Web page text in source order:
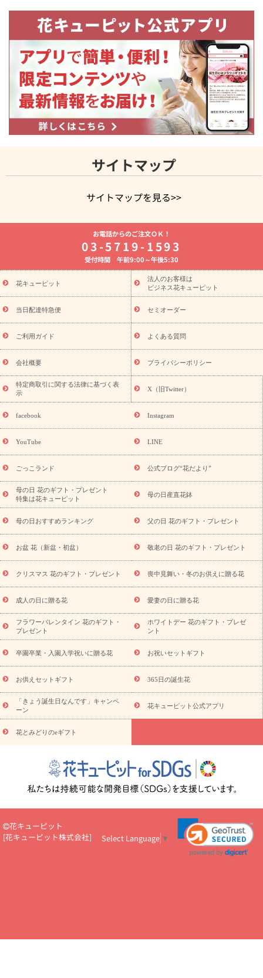
サイトマップ
サイトマップを見る>>
よく贈られる花
お祝いの花特集
誕生日フラワーギフト特集
8月の誕生花(トルコキキョウ)
開店・開業祝い
お供え・お悔やみ お供え・お悔やみの花
通夜・葬儀に贈る花 胡蝶蘭・花鉢
ーブドフラワー
季節のイベント
ひまわり ギフト・プレゼント
特集
お盆 花（新盆・初盆） 季節のイベント
お盆 花（新
盆・初盆）
お盆 花（新盆・初盆）
お盆・お供え 花とセットギ
フト
お盆・お供え プリザーブドフラワー
ひまわり ギフト・プ
レゼント特集
夏の花贈り・お中元・暑中見舞い 花のギフト特集
敬老の日におくる花ギフト・プレゼント特集
花ギフト・プレゼント特集
敬老の日 花のおすすめランキング
敬
老の日 花鉢植えのギフト・プレゼント特集
敬老の日 花とセットギ
フト・プレゼント特集
敬老の日の花 全てのギフト一覧
キャン
ペーン
映画『ウォーターガーディアンズ』コラボキャンペーン
「きょう誕生日なんです」キャンペーン
誕生日の花を探す
誕生日フラワーギフト 誕生日フラワーギフト特集
9月の誕生花(リンドウ)
ら探す
お祝いの花特集 当日配達特急便 お祝い商品一覧
念日
結婚祝い 出産祝い 退院祝い・快気祝い
寿祝い
プチギフト ペットのお祝いフラワー
供え・お悔やみ商品一覧
お供え・お悔やみの花
四十九日法要以
降に贈る花
通夜・葬儀に贈る花
お供え お花とセットギフト
お供え プリザーブドフラワー
ペットのお供えフラワー
お盆（新
盆・初盆）
その他 お祝い返し お見舞い
お取り寄せギフト
ビジネス用
ご自宅用 観葉植物 ミディ胡蝶蘭
プリザーブ
ドフラワー
スタイルから探す アレンジメント 花束
スタ
ンド花
お祝い お供え・お悔やみ 胡蝶蘭 胡蝶蘭・花鉢
ディ胡蝶蘭・お祝い
ミディ胡蝶蘭・お供え
世界初の青色胡蝶蘭
観葉植物
観葉植物 産直多肉植物
プリザーブドフラワー
お祝い
お供え・お悔やみ 花とセットギフト
セミオーダー
プチギフト（hanamore -ハナモア-）
花とみどりのeギフト
キューピットのeGfit
カラー ピンク イエローオレンジ
レッ
ド
お花の種類 トルコキキョウ
お祝い お祝い・3000円～ お祝い・4000円～
お祝い・
5000円～
お祝い・7000円～ お祝い・ 10000円～
お供え・お
悔やみ
円～
お供え・お悔やみ・
読み物
いのマナー
定年退職祝いのマナー
お祝いを贈るときのマナー・
花キューピットのお祝いコラム一覧
誕生日のお花を「色
彩心理学」で選ぶ方法
結婚祝いの予算相場
出産祝いお役立ち情
ール
新築引っ越し祝いコラム お祝い花のマナー総まとめ
職
場上司や先輩へ贈るお祝い花の正解は？
開店祝いの花 選び方ガイ
あり)
花キューピット×専門家
CO2排出量削減 / SDGsを考える
お電話からのご注文ＯＫ！
03-5719-1593
受付時間 午前9:00～午後5:30
花キューピット
法人のお客様は
ビジネス花キューピット
当日配達特急便 セミオーダー
ご利用ガイド よくある質問
会社概要 プライバシーポリシー
特定商取引に関する法律に基づく表
示
X（旧Twitter）
facebook Instagram
YouTube LINE
ごっこランド 公式ブログ“花だより”
母の日 花のギフト・プレゼント
特集は花キューピット
母の日産直花鉢
母の日おすすめランキング 父の日 花のギフト・プレゼント
お盆 花（新盆・初盆） 敬老の日 花のギフト・プレゼント
クリスマス 花のギフト・プレゼント 喪中見舞い・冬のお供えに贈る花
成人の日に贈る花 愛妻の日に贈る花
フラワーバレンタイン 花のギフト・
プレゼント
ホワイトデー 花のギフト・プレゼ
ント
卒園卒業・入園入学祝いに贈る花 お祝いセットギフト
お供えセットギフト 365日の誕生花
「きょう誕生日なんです」キャンペ
ーン
花キューピット公式アプリ
花とみどりのeギフト
花キューピット
[花キューピット株式会社] Select Language ▼